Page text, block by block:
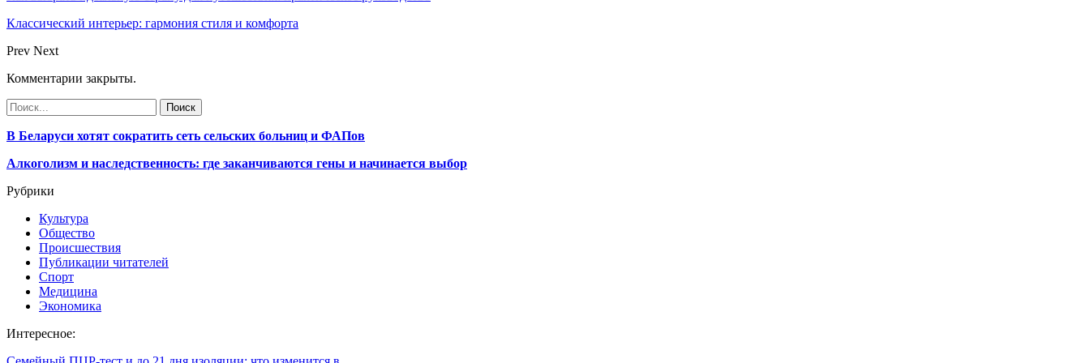
Классический интерьер: гармония стиля и комфорта
Prev Next
Комментарии закрыты.
В Беларуси хотят сократить сеть сельских больниц и ФАПов
Алкоголизм и наследственность: где заканчиваются гены и начинается выбор
Рубрики
Культура
Общество
Происшествия
Публикации читателей
Спорт
Медицина
Экономика
Интересное: